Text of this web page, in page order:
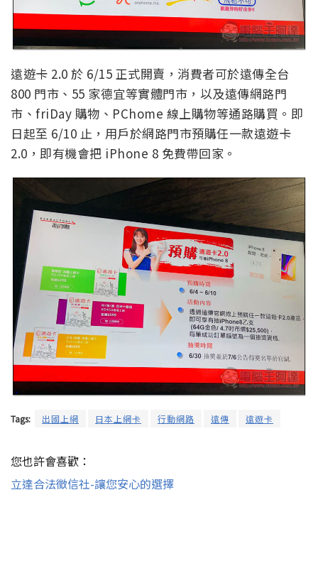
遠遊卡 2.0 於 6/15 正式開賣，消費者可於遠傳全台
800 門市、55 家德宜等實體門市，以及遠傳網路門
市、friDay 購物、PChome 線上購物等通路購買。即
日起至 6/10 止，用戶於網路門市預購任一款遠遊卡
2.0，即有機會把 iPhone 8 免費帶回家。
Tags: 出國上網 日本上網卡 行動網路 遠傳 遠遊卡
您也許會喜歡：
立達合法徵信社-讓您安心的選擇